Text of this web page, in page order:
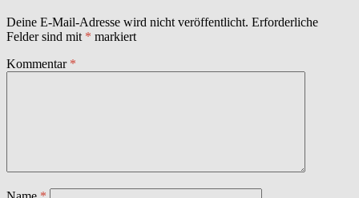
Deine E-Mail-Adresse wird nicht veröffentlicht. Erforderliche
Felder sind mit * markiert
Kommentar *